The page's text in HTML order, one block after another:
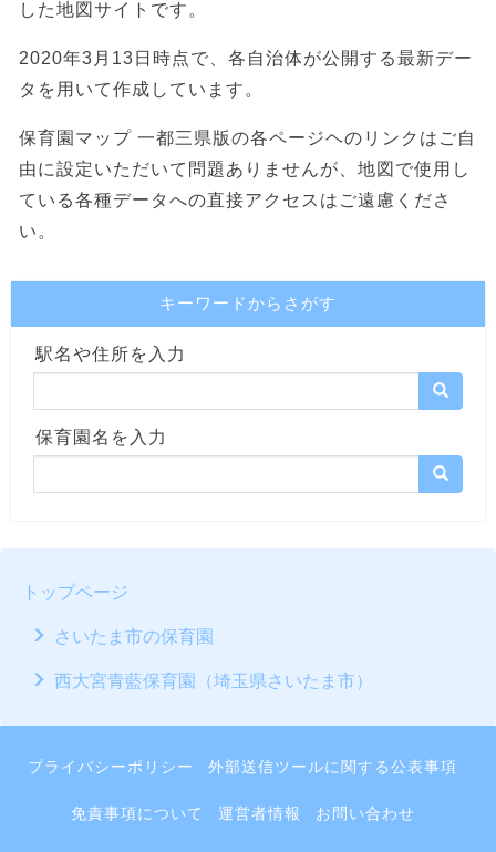
した地図サイトです。
2020年3月13日時点で、各自治体が公開する最新デー
タを用いて作成しています。
保育園マップ 一都三県版の各ページヘのリンクはご自
由に設定いただいて問題ありませんが、地図で使用し
ている各種データへの直接アクセスはご遠慮くださ
い。
キーワードからさがす
駅名や住所を入力
保育園名を入力
トップページ
さいたま市の保育園
西大宮青藍保育園（埼玉県さいたま市）
プライバシーポリシー 外部送信ツールに関する公表事項
免責事項について 運営者情報 お問い合わせ